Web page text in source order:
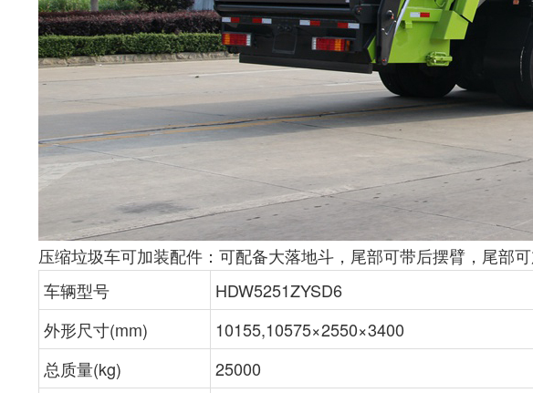
压缩垃圾车可加装配件：可配备大落地斗，尾部可带后摆臂，尾部
车辆型号
HDW5251ZYSD6
外形尺寸(mm)
10155,10575×2550×3400
总质量(kg)
25000